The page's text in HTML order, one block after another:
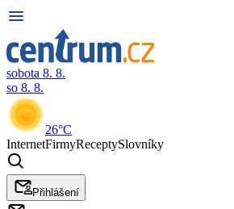
sobota 8. 8.
so 8. 8.
26°C
InternetFirmyReceptySlovníky
Přihlášení